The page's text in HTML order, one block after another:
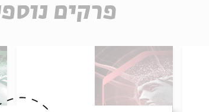
פרקים